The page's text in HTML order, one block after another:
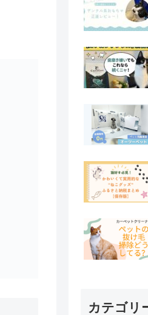
カテゴリ